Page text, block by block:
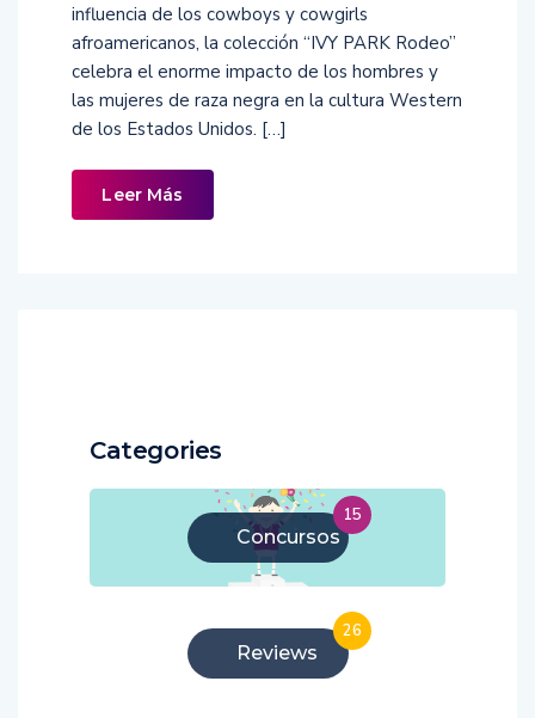
influencia de los cowboys y cowgirls
afroamericanos, la colección “IVY PARK Rodeo”
celebra el enorme impacto de los hombres y
las mujeres de raza negra en la cultura Western
de los Estados Unidos. […]
Leer Más
Categories
Concursos
15
Reviews
26